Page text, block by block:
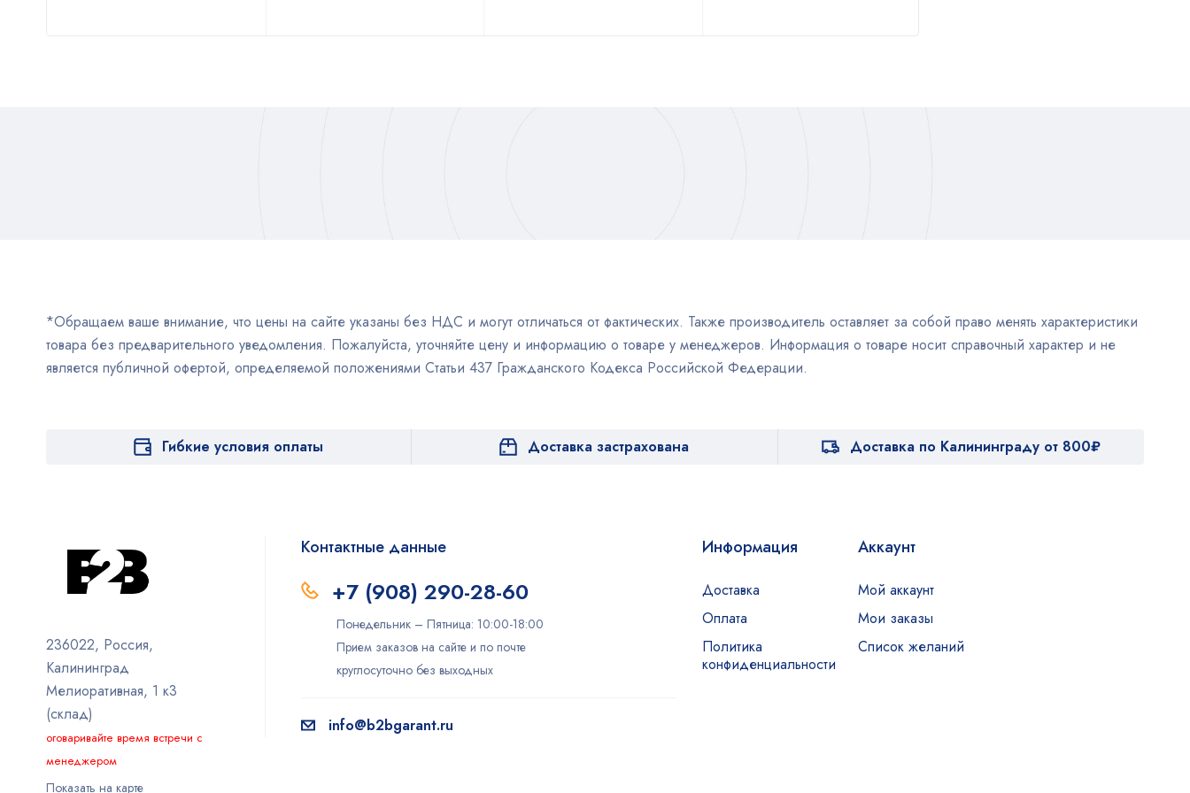
*Обращаем ваше внимание, что цены на сайте указаны без НДС и могут отличаться от фактических. Также производитель оставляет за собой право менять характеристики
товара без предварительного уведомления. Пожалуйста, уточняйте цену и информацию о товаре у менеджеров. Информация о товаре носит справочный характер и не
является публичной офертой, определяемой положениями Статьи 437 Гражданского Кодекса Российской Федерации.
Гибкие условия оплаты Доставка застрахована Доставка по Калининграду от 800₽
236022, Россия,
Калининград
Мелиоративная, 1 к3
(склад)
оговаривайте время встречи с
менеджером
Показать на карте
Контактные данные
+7 (908) 290-28-60
Понедельник – Пятница: 10:00-18:00
Прием заказов на сайте и по почте
круглосуточно без выходных
info@b2bgarant.ru
Информация
Доставка
Оплата
Политика
конфиденциальности
Аккаунт
Мой аккаунт
Мои заказы
Список желаний